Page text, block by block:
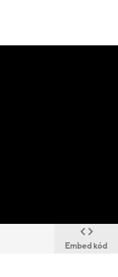
Embed kód